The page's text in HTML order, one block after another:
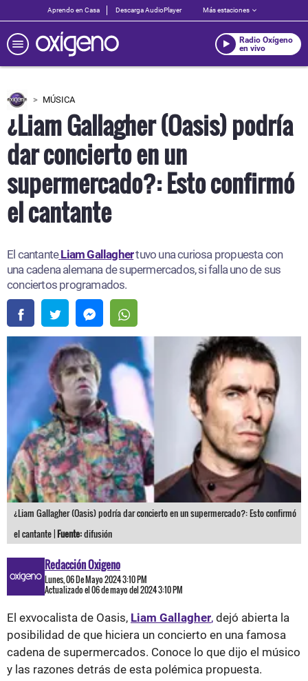
Aprendo en Casa Descarga AudioPlayer Más estaciones
Radio Oxígeno
en vivo
MÚSICA
¿Liam Gallagher (Oasis) podría
dar concierto en un
supermercado?: Esto confirmó
el cantante
El cantanteLiam Gallaghertuvo una curiosa propuesta con
una cadena alemana de supermercados, si falla uno de sus
conciertos programados.
¿Liam Gallagher (Oasis) podría dar concierto en un supermercado?: Esto confirmó
el cantante |Fuente:difusión
Redacción Oxigeno
Lunes, 06 De Mayo 2024 3:10 PM
Actualizado el 06 de mayo del 2024 3:10 PM
El exvocalista de Oasis, Liam Gallagher, dejó abierta la
posibilidad de que hiciera un concierto en una famosa
cadena de supermercados. Conoce lo que dijo el músico
y las razones detrás de esta polémica propuesta.